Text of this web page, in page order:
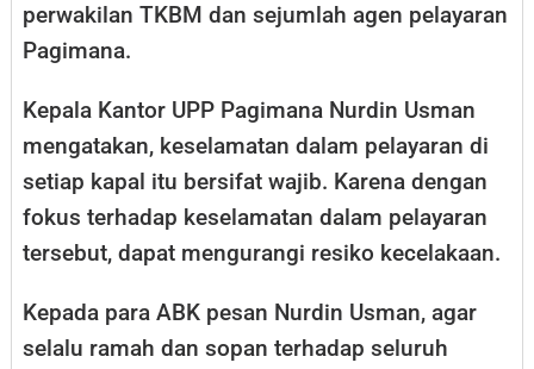
perwakilan TKBM dan sejumlah agen pelayaran
Pagimana.
Kepala Kantor UPP Pagimana Nurdin Usman
mengatakan, keselamatan dalam pelayaran di
setiap kapal itu bersifat wajib. Karena dengan
fokus terhadap keselamatan dalam pelayaran
tersebut, dapat mengurangi resiko kecelakaan.
Kepada para ABK pesan Nurdin Usman, agar
selalu ramah dan sopan terhadap seluruh